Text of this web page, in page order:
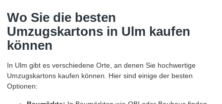
Wo Sie die besten
Umzugskartons in Ulm kaufen
können
In Ulm gibt es verschiedene Orte, an denen Sie hochwertige
Umzugskartons kaufen können. Hier sind einige der besten
Optionen: